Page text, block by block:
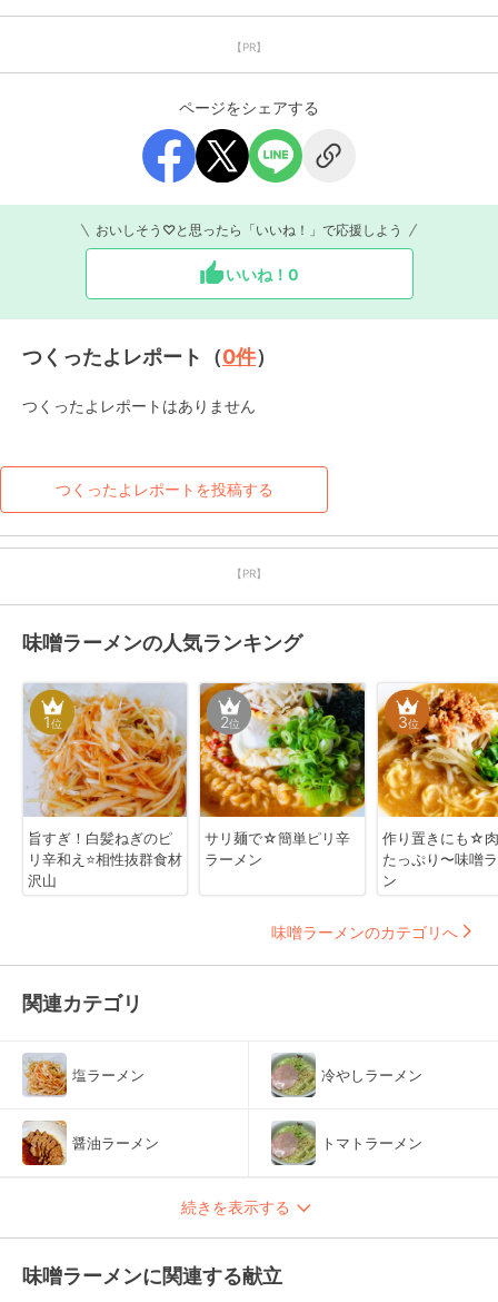
【PR】
ページをシェアする
おいしそう♡と思ったら「いいね！」で応援しよう
いいね！ 0
つくったよレポート（0件）
つくったよレポートはありません
つくったよレポートを投稿する
【PR】
味噌ラーメンの人気ランキング
1位
旨すぎ！白髪ねぎのピ
リ辛和え⭐️相性抜群食材
沢山
2位
サリ麺で☆簡単ピリ辛
ラーメン
3位
作り置きにも☆
たっぷり〜味噌
ン
味噌ラーメンのカテゴリへ
関連カテゴリ
塩ラーメン 冷やしラーメン
醤油ラーメン トマトラーメン
続きを表示する
味噌ラーメンに関連する献立